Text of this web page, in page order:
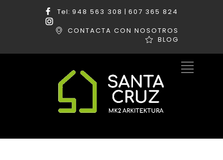
Tel: 948 563 308 | 607 365 824
CONTACTA CON NOSOTROS
BLOG